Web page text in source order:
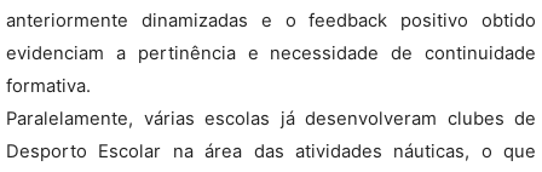
anteriormente dinamizadas e o feedback positivo obtido
evidenciam a pertinência e necessidade de continuidade
formativa.
Paralelamente, várias escolas já desenvolveram clubes de
Desporto Escolar na área das atividades náuticas, o que